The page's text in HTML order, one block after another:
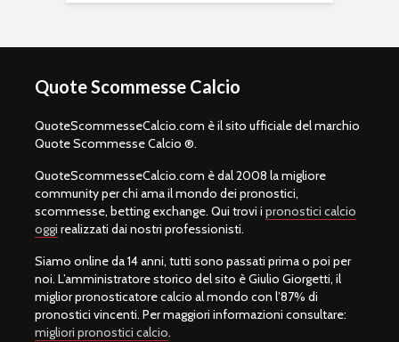
Quote Scommesse Calcio
QuoteScommesseCalcio.com è il sito ufficiale del marchio
Quote Scommesse Calcio ®.
QuoteScommesseCalcio.com è dal 2008 la migliore
community per chi ama il mondo dei pronostici,
scommesse, betting exchange. Qui trovi i pronostici calcio
oggi realizzati dai nostri professionisti.
Siamo online da 14 anni, tutti sono passati prima o poi per
noi. L’amministratore storico del sito è Giulio Giorgetti, il
miglior pronosticatore calcio al mondo con l’87% di
pronostici vincenti. Per maggiori informazioni consultare:
migliori pronostici calcio.